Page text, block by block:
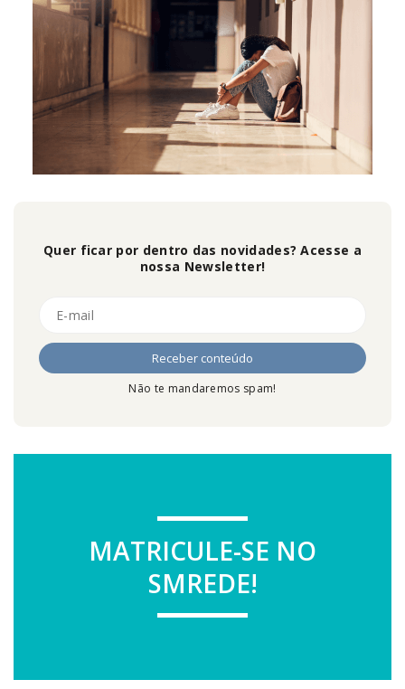
Quer ficar por dentro das novidades? Acesse a
nossa Newsletter!
Não te mandaremos spam!
MATRICULE-SE NO
SMREDE!